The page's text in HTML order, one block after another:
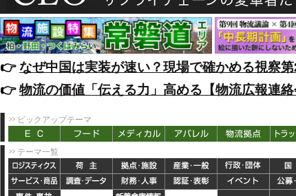
👉️なぜ中国は実装が速い？現場で確かめる視察
👉️物流の価値「伝える力」高める【物流広報連
ピックアップテーマ
テーマ一覧